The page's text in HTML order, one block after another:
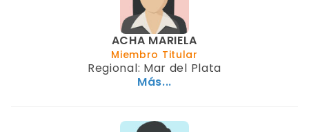
ACHA MARIELA
Miembro Titular
Regional: Mar del Plata
Más...